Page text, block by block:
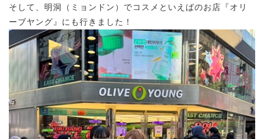
そして、明洞（ミョンドン）でコスメといえばのお店『オリ
ーブヤング』にも行きました！